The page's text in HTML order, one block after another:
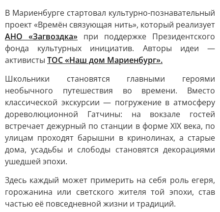
В Мариенбурге стартовал культурно-познавательный
проект «Времён связующая нить», который реализует
АНО «Загвоздка» при поддержке Президентского
фонда культурных инициатив. Авторы идеи —
активисты ТОС «Наш дом Мариенбург».
Школьники становятся главными героями
необычного путешествия во времени. Вместо
классической экскурсии — погружение в атмосферу
дореволюционной Гатчины: на вокзале гостей
встречает дежурный по станции в форме XIX века, по
улицам проходят барышни в кринолинах, а старые
дома, усадьбы и слободы становятся декорациями
ушедшей эпохи.
Здесь каждый может примерить на себя роль егеря,
горожанина или светского жителя той эпохи, став
частью её повседневной жизни и традиций.